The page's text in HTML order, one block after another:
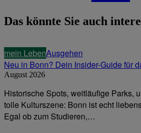
Das könnte Sie auch
mein LebenAusgehen
Neu in Bonn? Dein Insider-Guide für
August 2026
Historische Spots, weitläufige Parks,
tolle Kulturszene: Bonn ist echt
Egal ob zum Studieren,…